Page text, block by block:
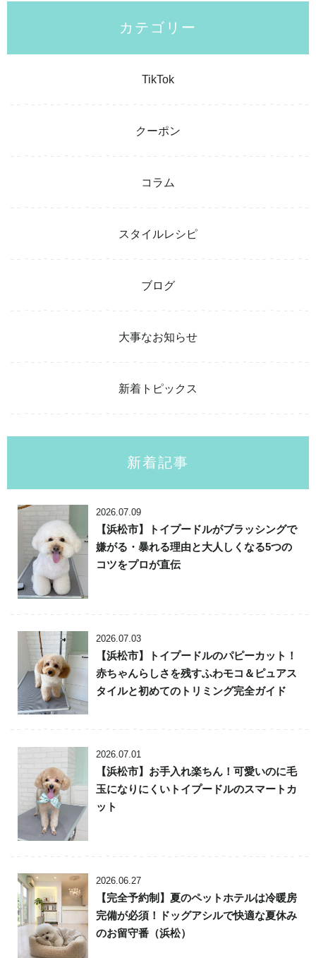
カテゴリー
TikTok
クーポン
コラム
スタイルレシピ
ブログ
大事なお知らせ
新着トピックス
新着記事
2026.07.09
【浜松市】トイプードルがブラッシングで
嫌がる・暴れる理由と大人しくなる5つの
コツをプロが直伝
2026.07.03
【浜松市】トイプードルのパピーカット！
赤ちゃんらしさを残すふわモコ＆ピュアス
タイルと初めてのトリミング完全ガイド
2026.07.01
【浜松市】お手入れ楽ちん！可愛いのに毛
玉になりにくいトイプードルのスマートカ
ット
2026.06.27
【完全予約制】夏のペットホテルは冷暖房
完備が必須！ドッグアシルで快適な夏休み
のお留守番（浜松）